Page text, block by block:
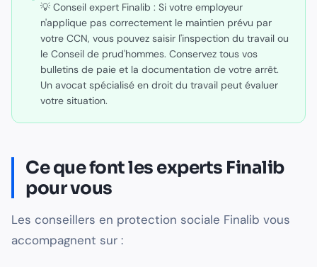
💡 Conseil expert Finalib : Si votre employeur
n'applique pas correctement le maintien prévu par
votre CCN, vous pouvez saisir l'inspection du travail ou
le Conseil de prud'hommes. Conservez tous vos
bulletins de paie et la documentation de votre arrêt.
Un avocat spécialisé en droit du travail peut évaluer
votre situation.
Ce que font les experts Finalib
pour vous
Les conseillers en protection sociale Finalib vous
accompagnent sur :